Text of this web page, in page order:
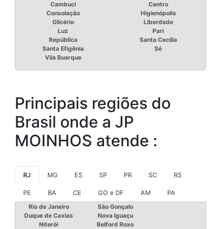
Cambuci
Centro
Consolação
Higienópolis
Glicério
Liberdade
Luz
Pari
República
Santa Cecília
Santa Efigênia
Sé
Vila Buarque
Principais regiões do
Brasil onde a JP
MOINHOS atende :
RJ MG ES SP PR SC RS
PE BA CE GO e DF AM
PA
Rio de Janeiro
São Gonçalo
Duque de Caxias
Nova Iguaçu
Niterói
Belford Roxo